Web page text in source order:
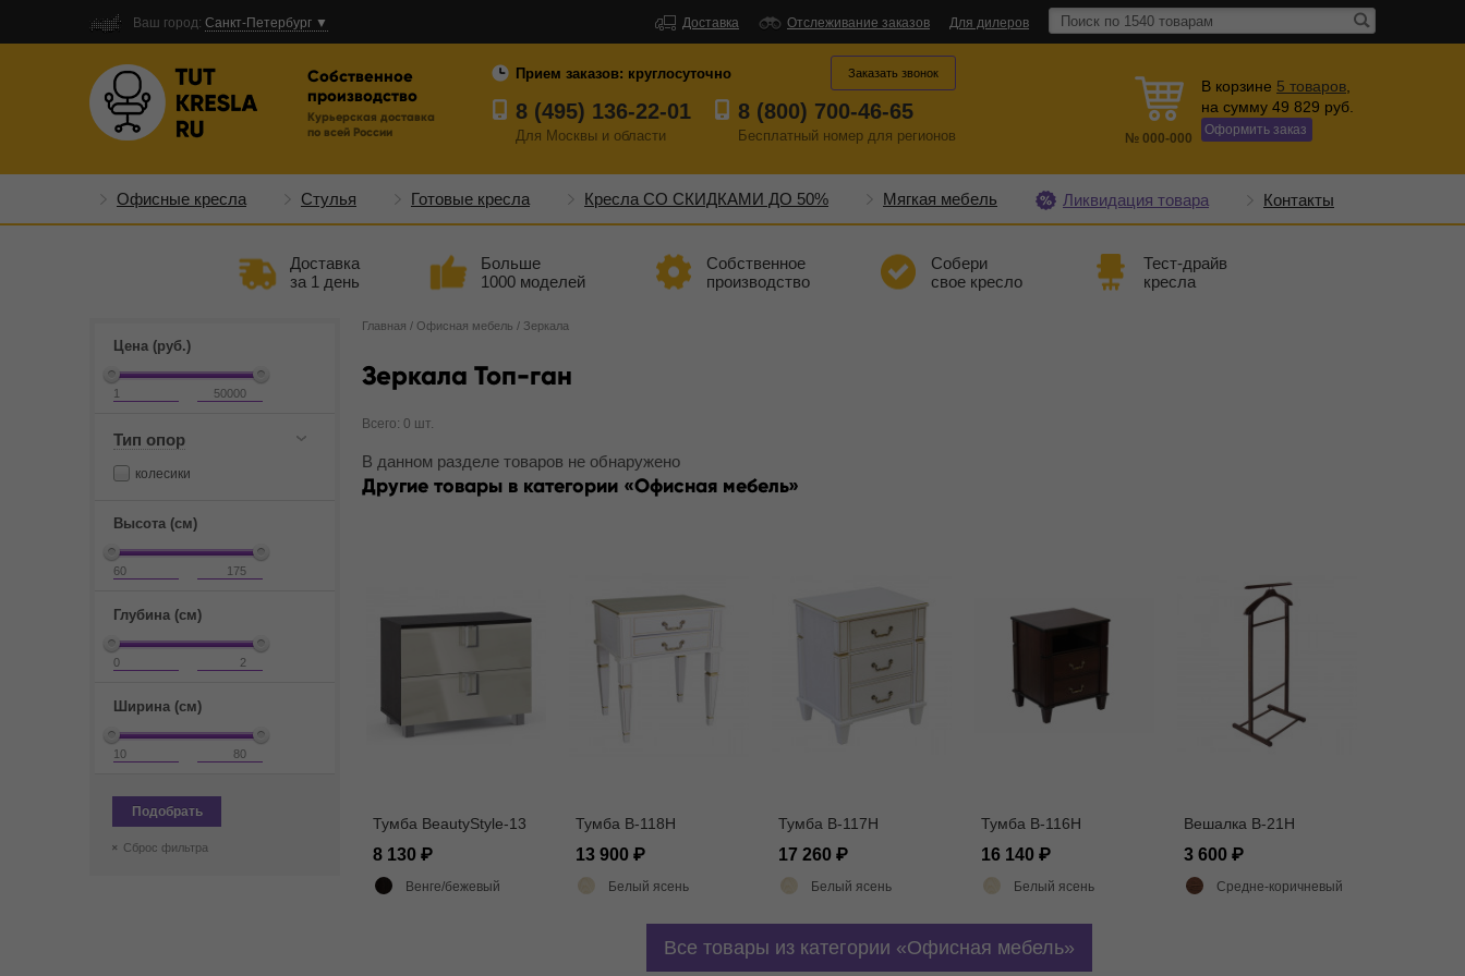
Ваш город: Санкт-Петербург ▼ Доставка Отслеживание заказов Для дилеров
Собственное
производство
Курьерская доставка
по всей России
Прием заказов: круглосуточно
8 (495) 136-22-01
Для Москвы и области
8 (800) 700-46-65
Бесплатный номер для регионов
Заказать звонок
№ 000-000
В корзине 5 товаров
на сумму 49 829 руб.
Оформить заказ
Офисные кресла Стулья Готовые кресла Кресла СО СКИДКАМИ ДО 50% Мягкая мебель Ликвидация товара Контакты
Доставка
за 1 день
Больше
1000 моделей
Собственное
производство
Собери
свое кресло
Тест-драйв
кресла
Цена (руб.)
Тип опор
колесики
Высота (см)
Глубина (см)
Ширина (см)
Подобрать
Сброс фильтра
Главная / Офисная мебель / Зеркала
Зеркала Топ-ган
Всего: 0 шт.
В данном разделе товаров не обнаружено
Другие товары в категории Офисная мебель
Тумба BeautyStyle-13
8 130
Венге/бежевый
Тумба В-118Н
13 900
Белый ясень
Тумба В-117Н
17 260
Белый ясень
Тумба В-116Н
16 140
Белый ясень
Вешалка В-21Н
3 600
Средне-коричневый
Все товары из категории Офисная мебель